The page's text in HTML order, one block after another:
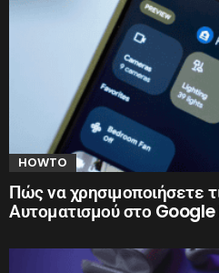
HOWTO
Πώς να χρησιμοποιήσετε
Αυτοματισμού στο